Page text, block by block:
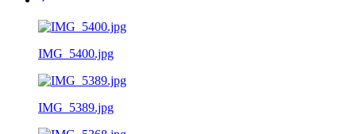
IMG_5400.jpg
IMG_5389.jpg